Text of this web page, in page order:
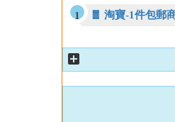
🧧 淘寶-1件包郵